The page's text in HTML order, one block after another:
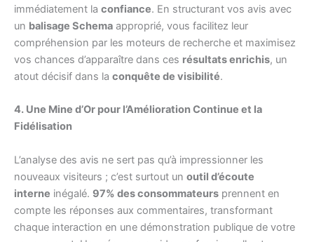
immédiatement la confiance. En structurant vos avis avec
un balisage Schema approprié, vous facilitez leur
compréhension par les moteurs de recherche et maximisez
vos chances d’apparaître dans ces résultats enrichis, un
atout décisif dans la conquête de visibilité.
4. Une Mine d’Or pour l’Amélioration Continue et la
Fidélisation
L’analyse des avis ne sert pas qu’à impressionner les
nouveaux visiteurs ; c’est surtout un outil d’écoute
interne inégalé. 97% des consommateurs prennent en
compte les réponses aux commentaires, transformant
chaque interaction en une démonstration publique de votre